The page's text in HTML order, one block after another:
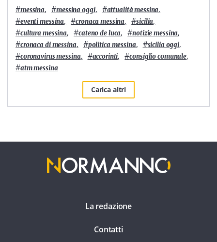
#messina, #messina oggi, #attualità messina,
#eventi messina, #cronaca messina, #sicilia,
#cultura messina, #cateno de luca, #notizie messina,
#cronaca di messina, #politica messina, #sicilia oggi,
#coronavirus messina, #accorinti, #consiglio comunale,
#atm messina
Carica altri
La redazione
Contatti